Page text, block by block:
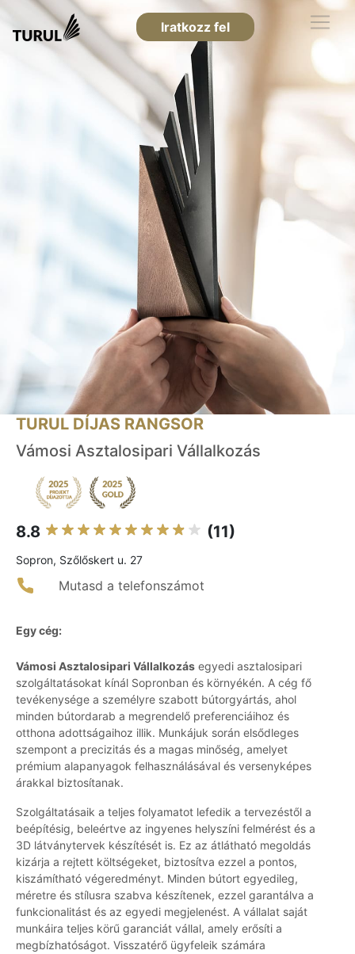
Iratkozz fel
TURUL DÍJAS RANGSOR
Vámosi Asztalosipari Vállalkozás
8.8 (11)
Sopron, Szőlőskert u. 27
Mutasd a telefonszámot
Egy cég:
Vámosi Asztalosipari Vállalkozás egyedi asztalosipari
szolgáltatásokat kínál Sopronban és környékén. A cég fő
tevékenysége a személyre szabott bútorgyártás, ahol
minden bútordarab a megrendelő preferenciáihoz és
otthona adottságaihoz illik. Munkájuk során elsődleges
szempont a precizitás és a magas minőség, amelyet
prémium alapanyagok felhasználásával és versenyképes
árakkal biztosítanak.
Szolgáltatásaik a teljes folyamatot lefedik a tervezéstől a
beépítésig, beleértve az ingyenes helyszíni felmérést és a
3D látványtervek készítését is. Ez az átlátható megoldás
kizárja a rejtett költségeket, biztosítva ezzel a pontos,
kiszámítható végeredményt. Minden bútort egyedileg,
méretre és stílusra szabva készítenek, ezzel garantálva a
funkcionalitást és az egyedi megjelenést. A vállalat saját
munkáira teljes körű garanciát vállal, amely erősíti a
megbízhatóságot. Visszatérő ügyfeleik számára